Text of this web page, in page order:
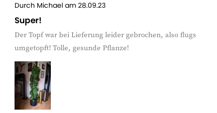
Durch Michael am 28.09.23
Super!
Der Topf war bei Lieferung leider gebrochen, also flugs
umgetopft! Tolle, gesunde Pflanze!